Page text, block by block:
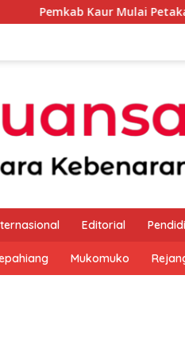
Mulai Petakan Potensi
Editorial
Mukomuko